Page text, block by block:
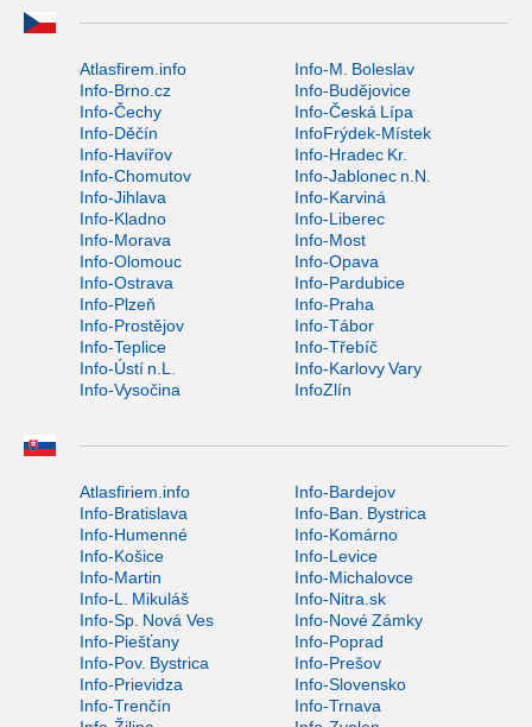
Atlasfirem.info
Info-M. Boleslav
Info-Brno.cz
Info-Budějovice
Info-Čechy
Info-Česká Lípa
Info-Děčín
InfoFrýdek-Místek
Info-Havířov
Info-Hradec Kr.
Info-Chomutov
Info-Jablonec n.N.
Info-Jihlava
Info-Karviná
Info-Kladno
Info-Liberec
Info-Morava
Info-Most
Info-Olomouc
Info-Opava
Info-Ostrava
Info-Pardubice
Info-Plzeň
Info-Praha
Info-Prostějov
Info-Tábor
Info-Teplice
Info-Třebíč
Info-Ústí n.L.
Info-Karlovy Vary
Info-Vysočina
InfoZlín
Atlasfiriem.info
Info-Bardejov
Info-Bratislava
Info-Ban. Bystrica
Info-Humenné
Info-Komárno
Info-Košice
Info-Levice
Info-Martin
Info-Michalovce
Info-L. Mikuláš
Info-Nitra.sk
Info-Sp. Nová Ves
Info-Nové Zámky
Info-Piešťany
Info-Poprad
Info-Pov. Bystrica
Info-Prešov
Info-Prievidza
Info-Slovensko
Info-Trenčín
Info-Trnava